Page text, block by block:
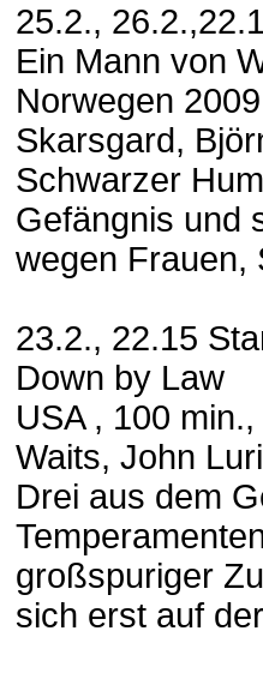
25.2.,
Ein Mann von
Norwegen
Skarsgard,
Schwarzer
Gefängnis und
wegen Frauen,
23.2., 22.15
Down by Law
USA , 100
Waits, John
Drei aus dem
großspuriger
sich erst auf